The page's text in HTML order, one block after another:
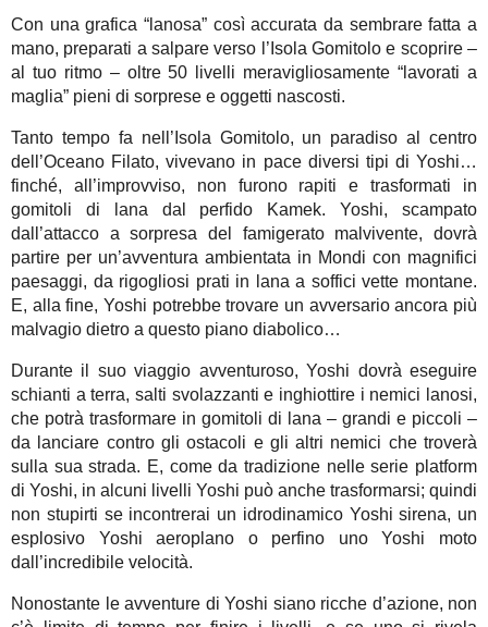
Con una grafica “lanosa” così accurata da sembrare fatta a
mano, preparati a salpare verso l’Isola Gomitolo e scoprire –
al tuo ritmo – oltre 50 livelli meravigliosamente “lavorati a
maglia” pieni di sorprese e oggetti nascosti.
Tanto tempo fa nell’Isola Gomitolo, un paradiso al centro
dell’Oceano Filato, vivevano in pace diversi tipi di Yoshi…
finché, all’improvviso, non furono rapiti e trasformati in
gomitoli di lana dal perfido Kamek. Yoshi, scampato
dall’attacco a sorpresa del famigerato malvivente, dovrà
partire per un’avventura ambientata in Mondi con magnifici
paesaggi, da rigogliosi prati in lana a soffici vette montane.
E, alla fine, Yoshi potrebbe trovare un avversario ancora più
malvagio dietro a questo piano diabolico…
Durante il suo viaggio avventuroso, Yoshi dovrà eseguire
schianti a terra, salti svolazzanti e inghiottire i nemici lanosi,
che potrà trasformare in gomitoli di lana – grandi e piccoli –
da lanciare contro gli ostacoli e gli altri nemici che troverà
sulla sua strada. E, come da tradizione nelle serie platform
di Yoshi, in alcuni livelli Yoshi può anche trasformarsi; quindi
non stupirti se incontrerai un idrodinamico Yoshi sirena, un
esplosivo Yoshi aeroplano o perfino uno Yoshi moto
dall’incredibile velocità.
Nonostante le avventure di Yoshi siano ricche d’azione, non